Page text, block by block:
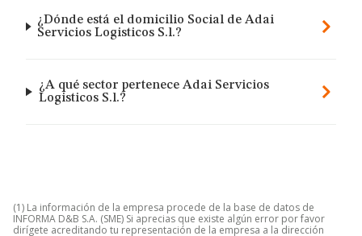
¿Dónde está el domicilio Social de Adai
Servicios Logisticos S.l.?
¿A qué sector pertenece Adai Servicios
Logisticos S.l.?
(1) La información de la empresa procede de la base de datos de
INFORMA D&B S.A. (SME) Si aprecias que existe algún error por favor
dirígete acreditando tu representación de la empresa a la dirección